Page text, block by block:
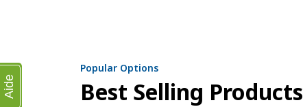
Popular Options
Best Selling Products
Aide